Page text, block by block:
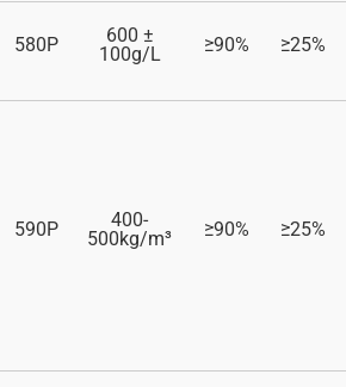
580P
600 ±
100g/L
≥90% ≥25%
590P
400-
500kg/m³
≥90% ≥25%